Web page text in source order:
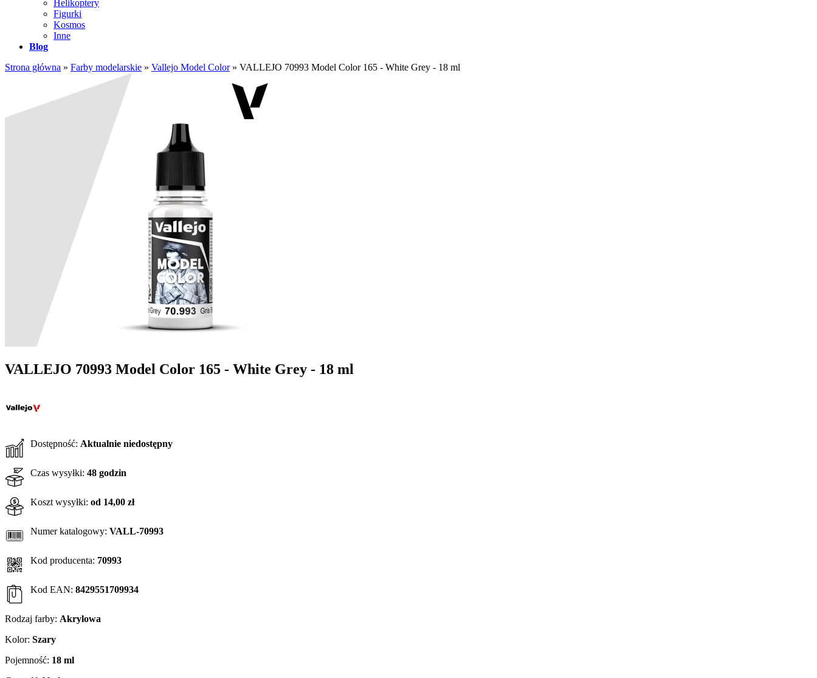
Helikoptery
Figurki
Kosmos
Inne
Blog
Strona główna » Farby modelarskie » Vallejo Model Color» VALLEJO 70993 Model Color 165 - White Grey - 18 ml
VALLEJO 70993 Model Color 165 - White Grey - 18 ml
Dostępność: Aktualnie niedostępny
Czas wysyłki: 48 godzin
Koszt wysyłki: od 14,00 zł
Numer katalogowy: VALL-70993
Kod producenta: 70993
Kod EAN: 8429551709934
Rodzaj farby: Akrylowa
Kolor: Szary
Pojemność: 18 ml